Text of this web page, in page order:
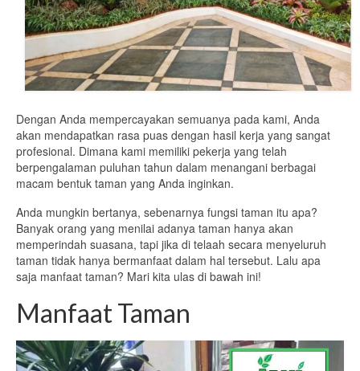
Dengan Anda mempercayakan semuanya pada kami, Anda
akan mendapatkan rasa puas dengan hasil kerja yang sangat
profesional. Dimana kami memiliki pekerja yang telah
berpengalaman puluhan tahun dalam menangani berbagai
macam bentuk taman yang Anda inginkan.
Anda mungkin bertanya, sebenarnya fungsi taman itu apa?
Banyak orang yang menilai adanya taman hanya akan
memperindah suasana, tapi jika di telaah secara menyeluruh
taman tidak hanya bermanfaat dalam hal tersebut. Lalu apa
saja manfaat taman? Mari kita ulas di bawah ini!
Manfaat Taman